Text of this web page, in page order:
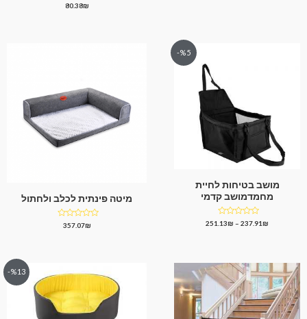
דורג 80.38₪
%5-
מושב בטיחות לחיית
מחמדמושב קדמי
דורג
237.91₪
–
251.13₪
מיטה פינתית לכלב ולחתול
דורג357.07₪
%13-